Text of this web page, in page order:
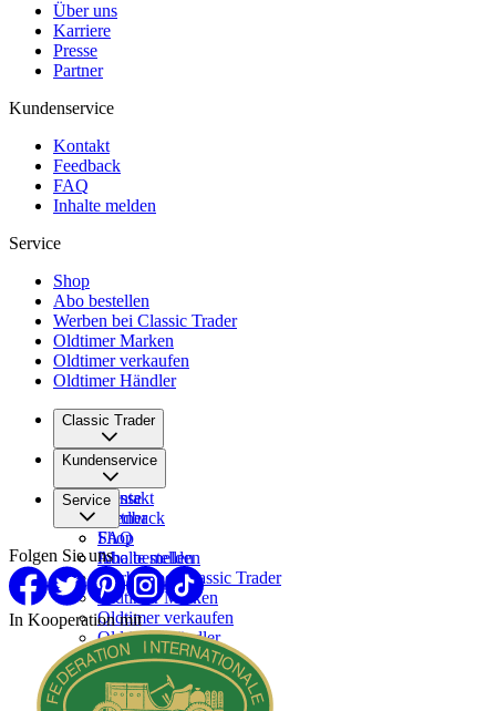
Über uns
Karriere
Presse
Partner
Kundenservice
Kontakt
Feedback
FAQ
Inhalte melden
Service
Shop
Abo bestellen
Werben bei Classic Trader
Oldtimer Marken
Oldtimer verkaufen
Oldtimer Händler
Classic Trader
Über uns
Karriere
Presse
Partner
Kundenservice
Kontakt
Feedback
FAQ
Inhalte melden
Service
Shop
Abo bestellen
Werben bei Classic Trader
Oldtimer Marken
Oldtimer verkaufen
Oldtimer Händler
Folgen Sie uns
In Kooperation mit